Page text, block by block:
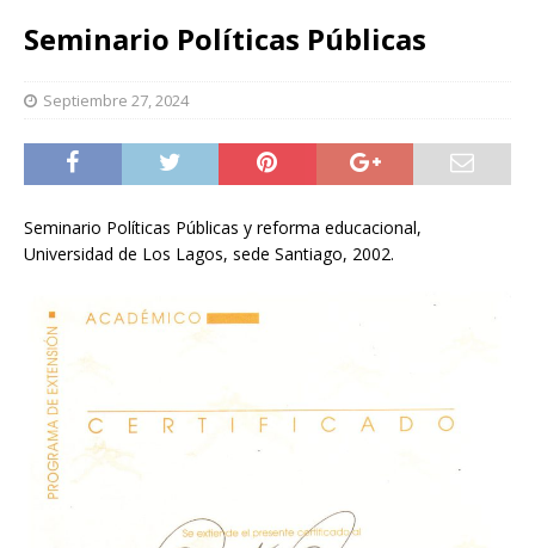
Seminario Políticas Públicas
Septiembre 27, 2024
Seminario Políticas Públicas y reforma educacional,
Universidad de Los Lagos, sede Santiago, 2002.